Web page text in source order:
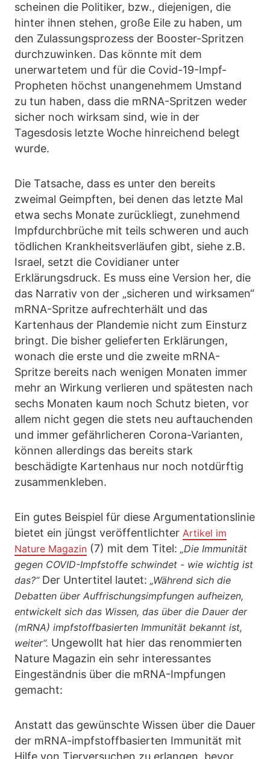
scheinen die Politiker, bzw., diejenigen, die
hinter ihnen stehen, große Eile zu haben, um
den Zulassungsprozess der Booster-Spritzen
durchzuwinken. Das könnte mit dem
unerwartetem und für die Covid-19-Impf-
Propheten höchst unangenehmem Umstand
zu tun haben, dass die mRNA-Spritzen weder
sicher noch wirksam sind, wie in der
Tagesdosis letzte Woche hinreichend belegt
wurde.
Die Tatsache, dass es unter den bereits
zweimal Geimpften, bei denen das letzte Mal
etwa sechs Monate zurückliegt, zunehmend
Impfdurchbrüche mit teils schweren und auch
tödlichen Krankheitsverläufen gibt, siehe z.B.
Israel, setzt die Covidianer unter
Erklärungsdruck. Es muss eine Version her, die
das Narrativ von der „sicheren und wirksamen“
mRNA-Spritze aufrechterhält und das
Kartenhaus der Plandemie nicht zum Einsturz
bringt. Die bisher gelieferten Erklärungen,
wonach die erste und die zweite mRNA-
Spritze bereits nach wenigen Monaten immer
mehr an Wirkung verlieren und spätesten nach
sechs Monaten kaum noch Schutz bieten, vor
allem nicht gegen die stets neu auftauchenden
und immer gefährlicheren Corona-Varianten,
können allerdings das bereits stark
beschädigte Kartenhaus nur noch notdürftig
zusammenkleben.
Ein gutes Beispiel für diese Argumentationslinie
bietet ein jüngst veröffentlichter Artikel im
Nature Magazin (7) mit dem Titel: „Die Immunität
gegen COVID-Impfstoffe schwindet - wie wichtig ist
das?“Der Untertitel lautet: „Während sich die
Debatten über Auffrischungsimpfungen aufheizen,
entwickelt sich das Wissen, das über die Dauer der
(mRNA) impfstoffbasierten Immunität bekannt ist,
weiter“. Ungewollt hat hier das renommierten
Nature Magazin ein sehr interessantes
Eingeständnis über die mRNA-Impfungen
gemacht:
Anstatt das gewünschte Wissen über die Dauer
der mRNA-impfstoffbasierten Immunität mit
Hilfe von Tierversuchen zu erlangen, bevor